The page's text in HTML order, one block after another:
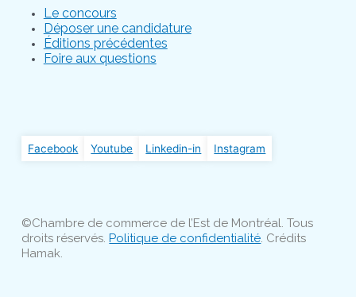
Le concours
Déposer une candidature
Éditions précédentes
Foire aux questions
Facebook Youtube Linkedin-in Instagram
©Chambre de commerce de l’Est de Montréal. Tous
droits réservés.Politique de confidentialité. Crédits
Hamak.